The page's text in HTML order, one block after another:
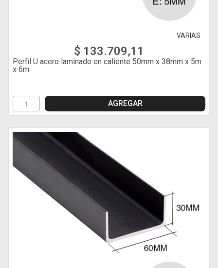
VARIAS
$ 133.709,11
Perfil U acero laminado en caliente 50mm x 38mm x 5m
x 6m
AGREGAR